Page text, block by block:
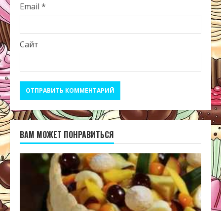
Email *
Сайт
ВАМ МОЖЕТ ПОНРАВИТЬСЯ